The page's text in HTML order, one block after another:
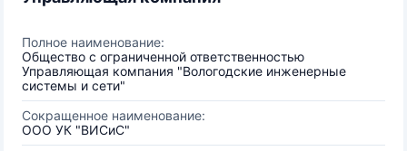
Полное наименование:
Общество с ограниченной ответственностью
Управляющая компания "Вологодские инженерные
системы и сети"
Сокращенное наименование:
ООО УК "ВИСиС"